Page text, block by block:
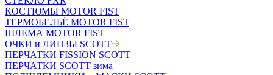
КОСТЮМЫ MOTOR FIST
ТЕРМОБЕЛЬЁ MOTOR FIST
ШЛЕМА MOTOR FIST
ОЧКИ и ЛИНЗЫ SCOTT
ПЕРЧАТКИ FISSION SCOTT
ПЕРЧАТКИ SCOTT зима